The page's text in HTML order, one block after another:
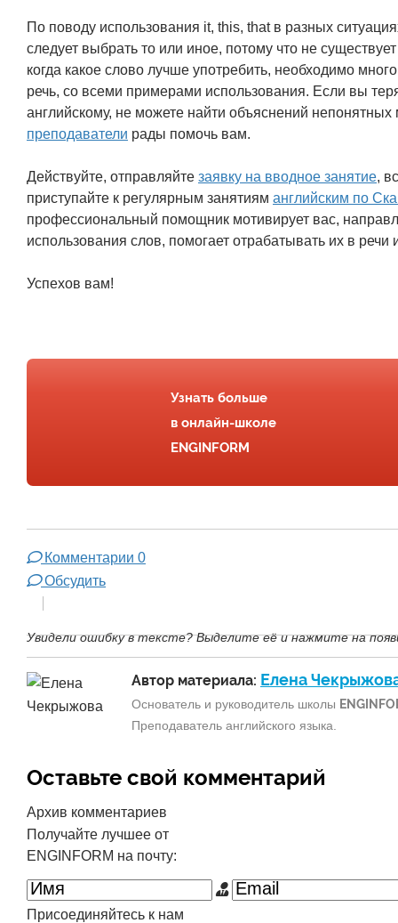
По поводу использования it, this, that в разных
следует выбрать то или иное, потому что не
когда какое слово лучше употребить, необходимо
речь, со всеми примерами использования. Если вы
английскому, не можете найти объяснений
преподаватели рады помочь вам.
Действуйте, отправляйте заявку на вводное занятие,
приступайте к регулярным занятиям английским по
профессиональный помощник мотивирует вас,
использования слов, помогает отрабатывать их в
Успехов вам!
Узнать больше
в онлайн-школе
ENGINFORM
Комментарии 0
Обсудить
Увидели ошибку в тексте? Выделите её и нажмите на
Автор материала: Елена
Основатель и руководитель школы
Преподаватель английского языка.
Оставьте свой комментарий
Архив комментариев
Получайте лучшее от
ENGINFORM на почту:
Присоединяйтесь к нам